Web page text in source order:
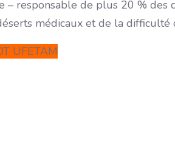
– responsable de plus 20 % des
médicaux et de la difficulté
UFETAM